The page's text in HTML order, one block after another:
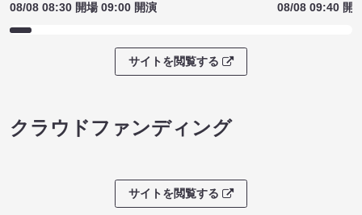
08/08 08:30 開場 09:00 開演
08/08 09:40 開
サイトを閲覧する
クラウドファンディング
サイトを閲覧する